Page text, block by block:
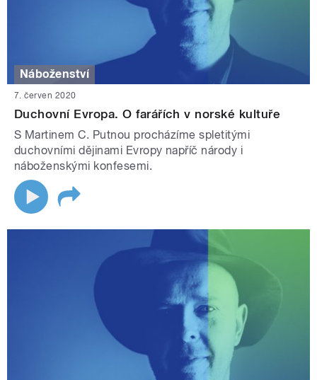
Náboženství
7. červen 2020
Duchovní Evropa. O farářích v norské kultuře
S Martinem C. Putnou procházíme spletitými
duchovními dějinami Evropy napříč národy i
náboženskými konfesemi.